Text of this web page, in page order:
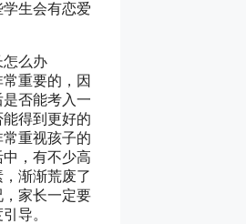
生会有恋爱
怎么办
重要的，因
否能考入一
得到更好的
重视孩子的
，有不少高
渐渐荒废了
家长一定要
导。